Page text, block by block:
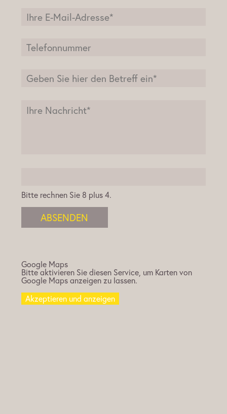
Bitte rechnen Sie 8 plus 4.
ABSENDEN
Google Maps
Bitte aktivieren Sie diesen Service, um Karten von
Google Maps anzeigen zu lassen.
Akzeptieren und anzeigen